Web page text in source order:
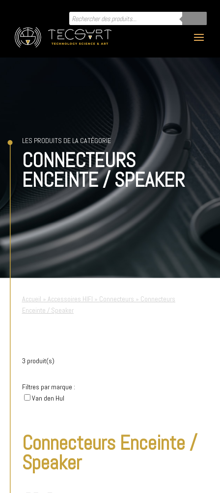
Recherche
de
produits
LES PRODUITS DE LA CATÉGORIE
CONNECTEURS
ENCEINTE / SPEAKER
Accueil » Accessoires HIFI » Connecteurs » Connecteurs
Enceinte / Speaker
3 produit(s)
Filtres par marque :
Van den Hul
Connecteurs Enceinte /
Speaker